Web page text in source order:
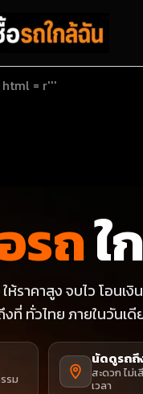
= r'''
รถใ
ให้ราคาสูง จบไว โอนเงิ
งที่ ทั่วไทย ภายในวันเดี
รม
นัดดูรถถึ
สะดวก ไม่เ
เวลา